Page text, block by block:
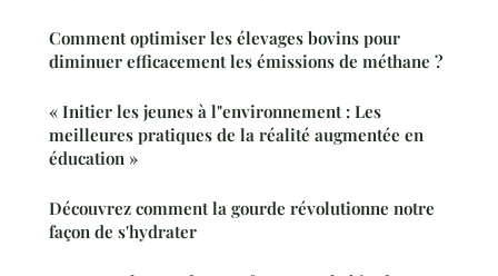
Comment optimiser les élevages bovins pour
diminuer efficacement les émissions de méthane ?
« Initier les jeunes à l"environnement : Les
meilleures pratiques de la réalité augmentée en
éducation »
Découvrez comment la gourde révolutionne notre
façon de s'hydrater